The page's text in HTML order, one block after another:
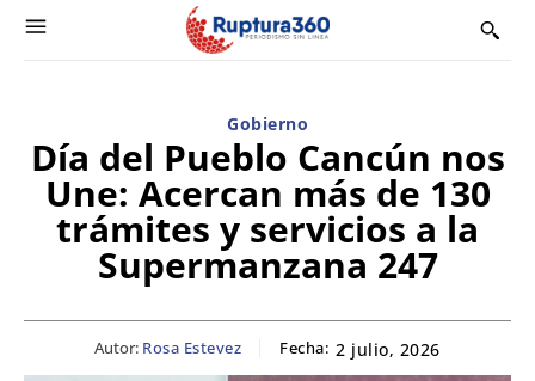
Gobierno
Día del Pueblo Cancún nos
Une: Acercan más de 130
trámites y servicios a la
Supermanzana 247
Autor: Rosa Estevez Fecha: 2 julio, 2026